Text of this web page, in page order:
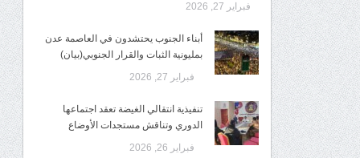
فبراير 27, 2026
أبناء الجنوب يحتشدون في العاصمة عدن
بمليونية الثبات والقرار الجنوبي(بيان)
فبراير 27, 2026
تنفيذية انتقالي الغيضة تعقد اجتماعها
الدوري وتناقش مستجدات الأوضاع
فبراير 26, 2026